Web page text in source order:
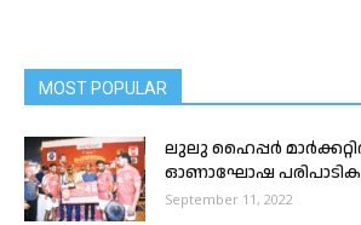
MOST POPULAR
ലുലു ഹൈപ്പർ
ഓണാഘോഷ
September 11, 2022